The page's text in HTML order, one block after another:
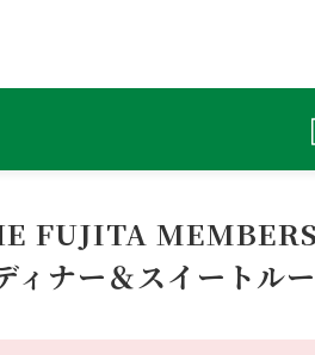
FUJITA
ィナー＆スイートル